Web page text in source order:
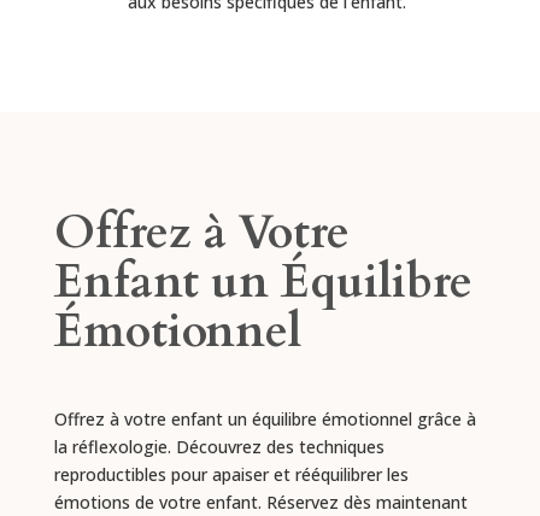
Offrez à Votre
Enfant un Équilibre
Émotionnel
Offrez à votre enfant un équilibre émotionnel grâce à
la réflexologie. Découvrez des techniques
reproductibles pour apaiser et rééquilibrer les
émotions de votre enfant. Réservez dès maintenant